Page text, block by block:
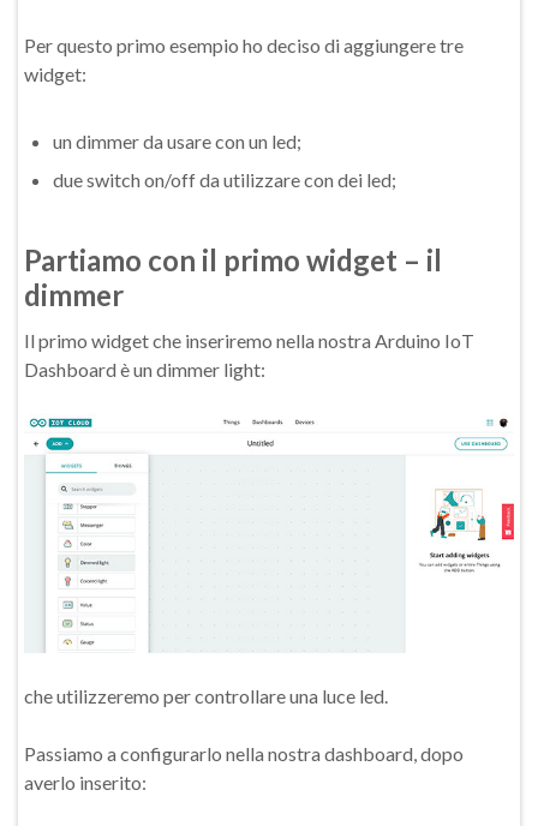
Per questo primo esempio ho deciso di aggiungere tre
widget:
un dimmer da usare con un led;
due switch on/off da utilizzare con dei led;
Partiamo con il primo widget – il
dimmer
Il primo widget che inseriremo nella nostra Arduino IoT
Dashboard è un dimmer light:
che utilizzeremo per controllare una luce led.
Passiamo a configurarlo nella nostra dashboard, dopo
averlo inserito: